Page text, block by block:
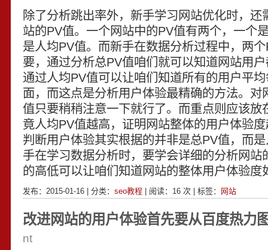
除了分析跳出率外，新手学习网站优化时，还
站的PV值。一个网站中的PV值有两个，一个
是人均PV值。而新手在数据分析过程中，两
要，通过分析总PV值咱们就可以知道网站用
通过人均PV值可以让咱们知道所有的用户平
面，而这点是分析用户体验最精确的方法。对
值只要稍稍注意一下就行了。而重点则应该放
竟人均PV值越高，证明网站整体的用户体验
判断用户体验其实根据的并非是总PV值，而
手在学习数据分析时，要学会详细的分析网站
的高低可以让咱们知道网站的整体用户体验度
发布：2015-01-16 | 分类： seo教程| 阅读： 16 次 | 标签： 网站
改进网站的用户体验首先要从百度热力
nt